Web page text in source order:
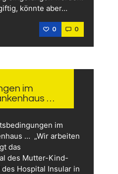
könnte aber…
0 0
im
…
im
… „Wir arbeiten
das
des Mutter-Kind-
Hospital Insular in